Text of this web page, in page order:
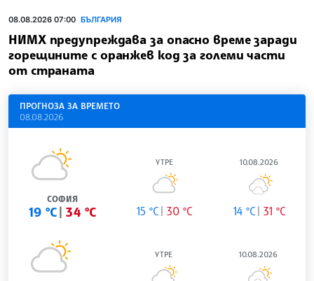
08.08.2026 07:00 БЪЛГАРИЯ
НИМХ предупреждава за опасно време заради
горещините с оранжев код за големи части
от страната
ПРОГНОЗА ЗА ВРЕМЕТО
08.08.2026
СОФИЯ
19 °C 34 °C
УТРЕ
15 °C 30 °C
10.08.2026
14 °C 31 °C
УТРЕ 10.08.2026